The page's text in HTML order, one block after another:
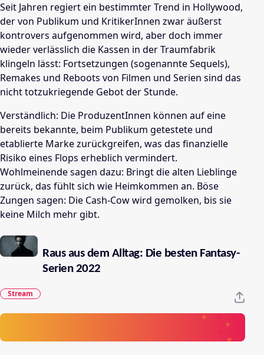
Seit Jahren regiert ein bestimmter Trend in Hollywood,
der von Publikum und KritikerInnen zwar äußerst
kontrovers aufgenommen wird, aber doch immer
wieder verlässlich die Kassen in der Traumfabrik
klingeln lässt: Fortsetzungen (sogenannte Sequels),
Remakes und Reboots von Filmen und Serien sind das
nicht totzukriegende Gebot der Stunde.
Verständlich: Die ProduzentInnen können auf eine
bereits bekannte, beim Publikum getestete und
etablierte Marke zurückgreifen, was das finanzielle
Risiko eines Flops erheblich vermindert.
Wohlmeinende sagen dazu: Bringt die alten Lieblinge
zurück, das fühlt sich wie Heimkommen an. Böse
Zungen sagen: Die Cash-Cow wird gemolken, bis sie
keine Milch mehr gibt.
Raus aus dem Alltag: Die besten Fantasy-
Serien 2022
Stream